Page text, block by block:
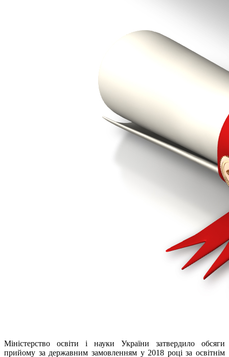
Міністерство освіти і науки України затвердило обсяги
прийому за державним замовленням у 2018 роціза освітнім